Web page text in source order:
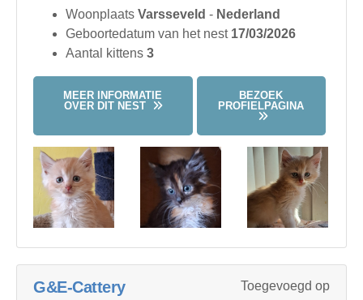
Woonplaats Varsseveld - Nederland
Geboortedatum van het nest 17/03/2026
Aantal kittens 3
MEER INFORMATIE
OVER DIT NEST
BEZOEK
PROFIELPAGINA
G&E-Cattery
Toegevoegd op